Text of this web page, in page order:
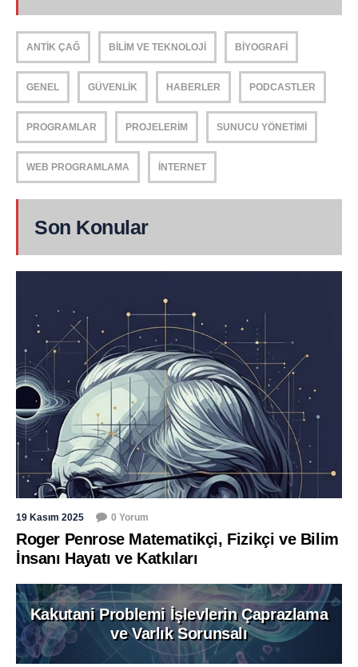
ANTIK ÇAĞ BILIM VE TEKNOLOJI BIYOGRAFI
GENEL GÜVENLIK HABERLER PODCASTLER
PROGRAMLAR PROJELERIM SUNUCU YÖNETIMI
WEB PROGRAMLAMA İNTERNET
Son Konular
19 Kasım 2025 0 Yorum
Roger Penrose Matematikçi, Fizikçi ve Bilim
İnsanı Hayatı ve Katkıları
Kakutani Problemi İşlevlerin Çaprazlama
ve Varlık Sorunsalı